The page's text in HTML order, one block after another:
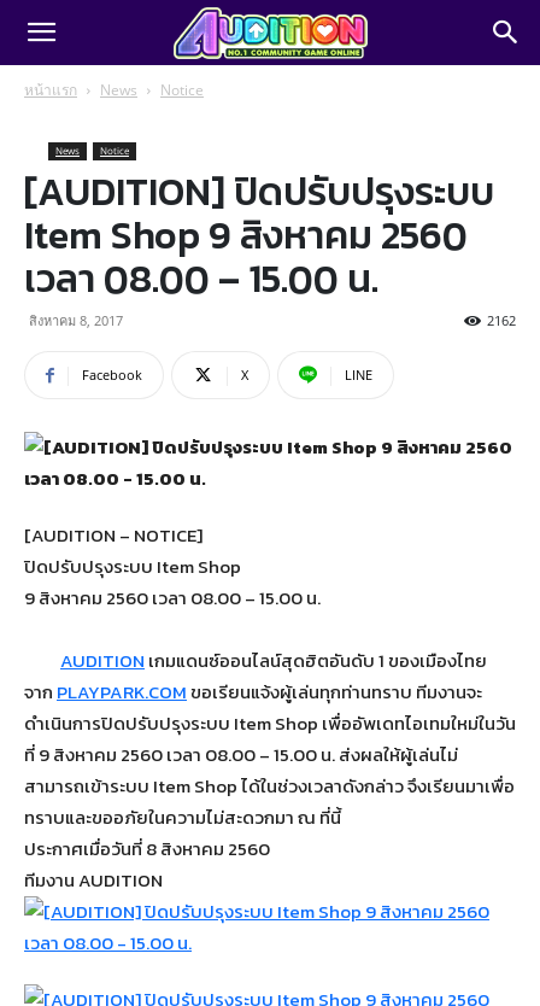
หน้าแรก News Notice
News Notice
[AUDITION] ปิดปรับปรุงระบบ
Item Shop 9 สิงหาคม 2560
เวลา 08.00 – 15.00 น.
สิงหาคม 8, 2017 2162
Facebook X LINE
[AUDITION – NOTICE]
ปิดปรับปรุงระบบ Item Shop
9 สิงหาคม 2560 เวลา 08.00 – 15.00 น.
AUDITION เกมแดนซ์ออนไลน์สุดฮิตอันดับ 1 ของเมืองไทย
จาก PLAYPARK.COMขอเรียนแจ้งผู้เล่นทุกท่านทราบ ทีมงานจะ
ดำเนินการปิดปรับปรุงระบบ Item Shop เพื่ออัพเดทไอเทมใหม่ในวัน
ที่ 9 สิงหาคม 2560 เวลา 08.00 – 15.00 น. ส่งผลให้ผู้เล่นไม่
สามารถเข้าระบบ Item Shop ได้ในช่วงเวลาดังกล่าว จึงเรียนมาเพื่อ
ทราบและขออภัยในความไม่สะดวกมา ณ ที่นี้
ประกาศเมื่อวันที่ 8 สิงหาคม 2560
ทีมงาน AUDITION